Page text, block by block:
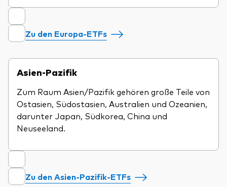
Zu den Europa-ETFs
Asien-Pazifik
Zum Raum Asien/Pazifik gehören große Teile von
Ostasien, Südostasien, Australien und Ozeanien,
darunter Japan, Südkorea, China und
Neuseeland.
Zu den Asien-Pazifik-ETFs